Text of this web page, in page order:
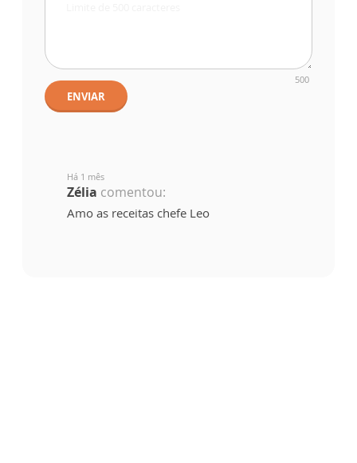
500
ENVIAR
Há 1 mês
Zélia comentou:
Amo as receitas chefe Leo